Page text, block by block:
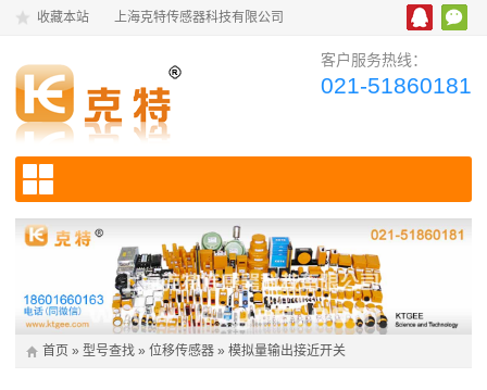
收藏本站 上海克特传感器科技有限公司
客户服务热线：
021-51860181
首页 » 型号查找 » 位移传感器 » 模拟量输出接近开关